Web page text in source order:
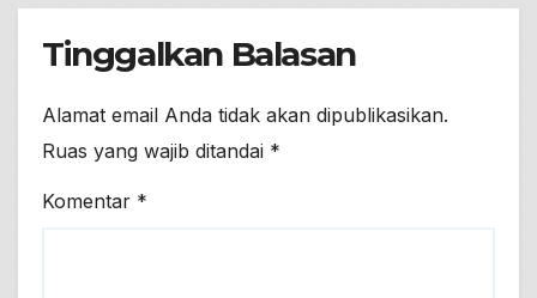
Tinggalkan Balasan
Alamat email Anda tidak akan dipublikasikan.
Ruas yang wajib ditandai *
Komentar *